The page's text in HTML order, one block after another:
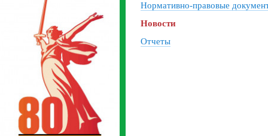
Нормативно-правовые
Новости
Отчеты